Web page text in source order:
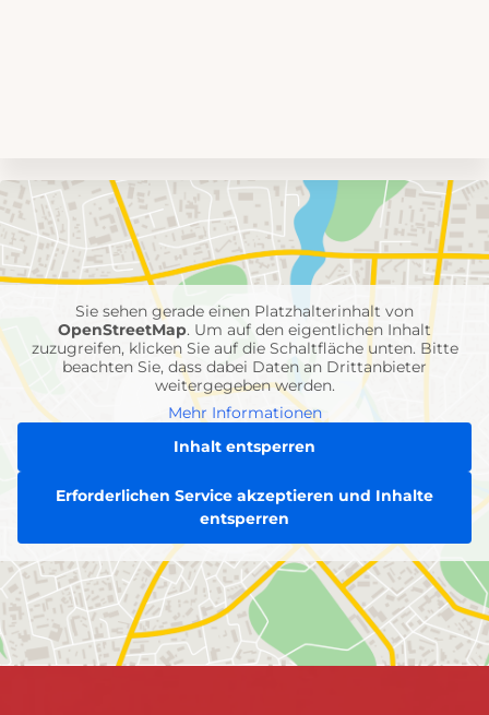
Umgebungskarte
mit
Feuerwehr-
Einheiten
Sie sehen gerade einen Platzhalterinhalt von
OpenStreetMap. Um auf den eigentlichen Inhalt
zuzugreifen, klicken Sie auf die Schaltfläche unten. Bitte
beachten Sie, dass dabei Daten an Drittanbieter
weitergegeben werden.
Mehr Informationen
Inhalt entsperren
Erforderlichen Service akzeptieren und Inhalte
entsperren